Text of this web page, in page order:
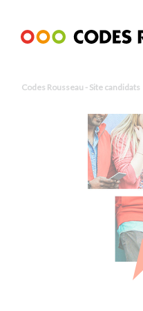
Codes Rousseau - Site candidats